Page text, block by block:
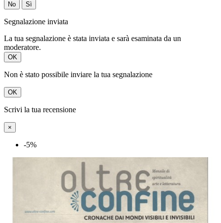
No Sì
Segnalazione inviata
La tua segnalazione è stata inviata e sarà esaminata da un
moderatore.
OK
Non è stato possibile inviare la tua segnalazione
OK
Scrivi la tua recensione
×
-5%